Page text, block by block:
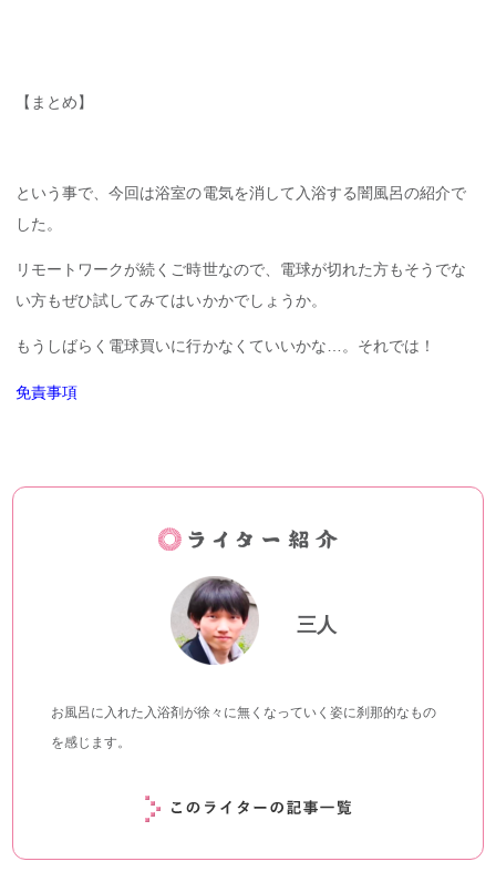
【まとめ】
という事で、今回は浴室の電気を消して入浴する闇風呂の紹介で
した。
リモートワークが続くご時世なので、電球が切れた方もそうでな
い方もぜひ試してみてはいかかでしょうか。
もうしばらく電球買いに行かなくていいかな…。それでは！
免責事項
三人
お風呂に入れた入浴剤が徐々に無くなっていく姿に刹那的なもの
を感じます。